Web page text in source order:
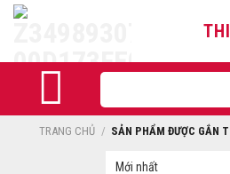
Skip
kiếm:
TRANG CHỦ / SẢN PHẨM ĐƯỢC GẮN